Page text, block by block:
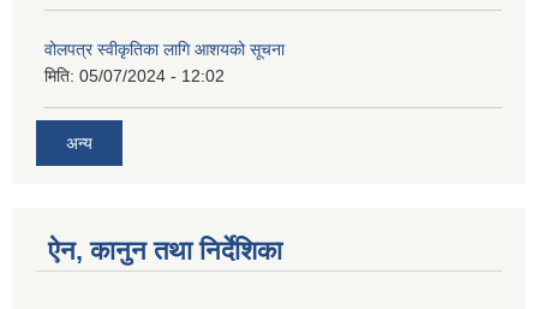
वोलपत्र स्वीकृतिका लागि आशयको सूचना
मिति: 05/07/2024 - 12:02
अन्य
ऐन, कानुन तथा निर्देशिका